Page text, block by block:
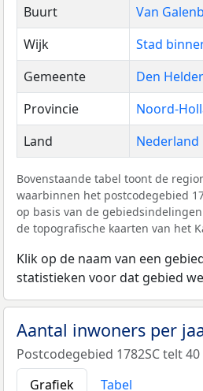
Buurt
Van
Wijk
Stad
Gemeente
Den Helder
Provincie
Noord-
Land
Nederland
Bovenstaande tabel toont de
waarbinnen het postcodegebied
op basis van de
de topografische kaarten van het
Klik op de naam van een
statistieken voor dat gebied
Aantal inwoners per
Postcodegebied 1782SC telt
Grafiek
Tabel